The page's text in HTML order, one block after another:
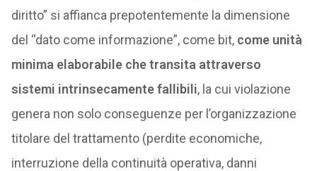
diritto” si affianca prepotentemente la dimensione
del “dato come informazione”, come bit, come unità
minima elaborabile che transita attraverso
sistemi intrinsecamente fallibili, la cui violazione
genera non solo conseguenze per l’organizzazione
titolare del trattamento (perdite economiche,
interruzione della continuità operativa, danni